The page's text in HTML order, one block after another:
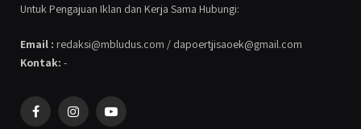
Untuk Pengajuan Iklan dan Kerja Sama Hubungi:
Email : redaksi@mbludus.com / dapoertjisaoek@gmail.com
Kontak: -
FacebookInstagramYouTube